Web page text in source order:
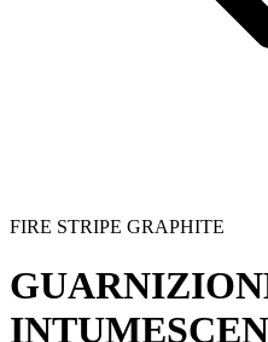
FIRE STRIPE GRAPHITE